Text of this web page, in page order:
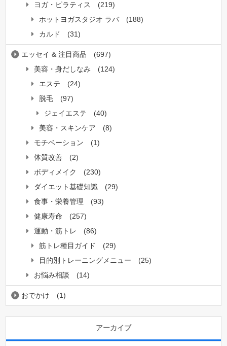
ヨガ・ピラティス
(219)
ホットヨガスタジオ ラバ
(188)
カルド
(31)
エッセイ & 注目商品
(697)
美容・身だしなみ
(124)
エステ
(24)
脱毛
(97)
ジェイエステ
(40)
美容・スキンケア
(8)
モチベーション
(1)
体質改善
(2)
ボディメイク
(230)
ダイエット基礎知識
(29)
食事・栄養管理
(93)
健康寿命
(257)
運動・筋トレ
(86)
筋トレ種目ガイド
(29)
目的別トレーニングメニュー
(25)
お悩み相談
(14)
おでかけ (1)
アーカイブ